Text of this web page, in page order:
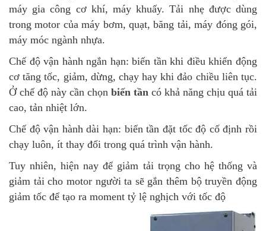
máy gia công cơ khí, máy khuấy. Tải nhẹ được dùng
trong motor của máy bơm, quạt, băng tải, máy đóng gói,
máy móc ngành nhựa.
Chế độ vận hành ngắn hạn: biến tần khi điều khiển động
cơ tăng tốc, giảm, dừng, chạy hay khi đảo chiều liên tục.
Ở chế độ này cần chọn biến tần có khả năng chịu quá tải
cao, tản nhiệt lớn.
Chế độ vận hành dài hạn: biến tần đặt tốc độ cố định rồi
chạy luôn, ít thay đổi trong quá trình vận hành.
Tuy nhiên, hiện nay để giảm tải trọng cho hệ thống và
giảm tải cho motor người ta sẽ gắn thêm bộ truyền động
giảm tốc để tạo ra moment tỷ lệ nghịch với tốc độ